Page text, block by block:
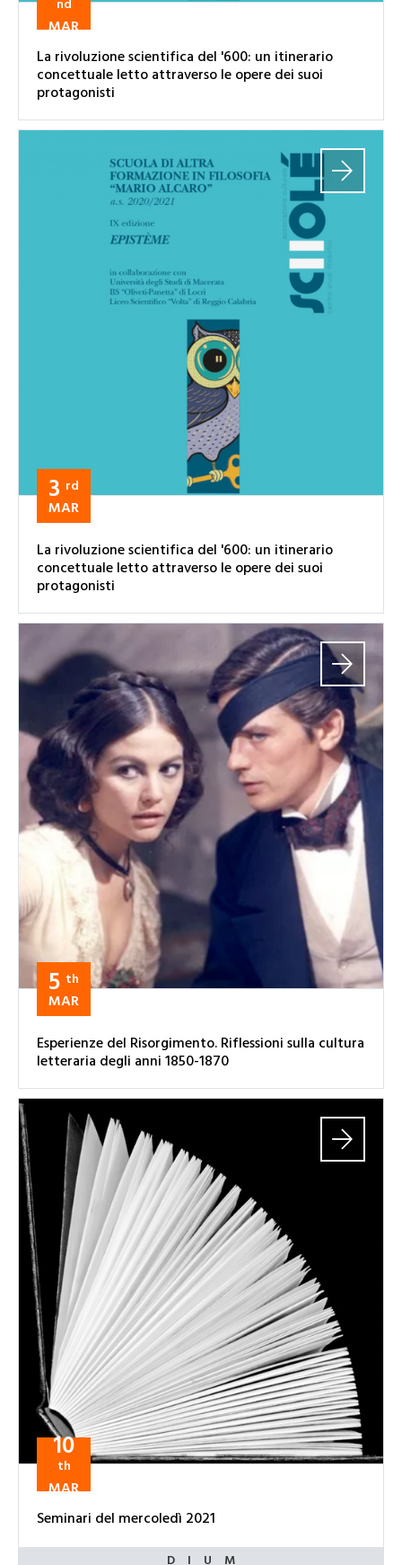
nd
MAR
La rivoluzione scientifica del '600: un itinerario
concettuale letto attraverso le opere dei suoi
protagonisti
3 rd
MAR
La rivoluzione scientifica del '600: un itinerario
concettuale letto attraverso le opere dei suoi
protagonisti
5 th
MAR
Esperienze del Risorgimento. Riflessioni sulla cultura
letteraria degli anni 1850-1870
10
th
MAR
Seminari del mercoledì 2021